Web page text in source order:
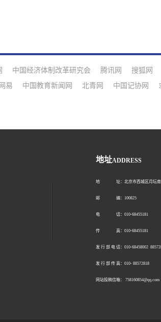
中国经济体制改革研究会 腾讯网 搜狐网
网易 中国教育新闻网 北青网 中国记协网
地址ADDRESS
地 址：北京市西城区月坛南
邮 编：100825
电 话：010-68455181
传 真：010-68455181
发 行 部 电 话：010-68458002
发 行 部 传 真：010- 88572818
网站投稿信箱： 758160854@qq.com